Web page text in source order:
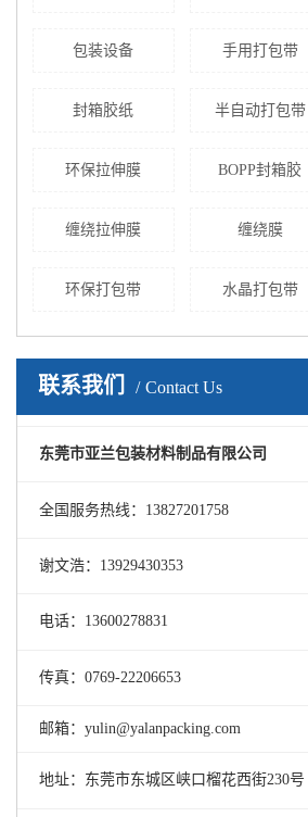
包装设备 手用打包带
封箱胶纸 半自动打包带
环保拉伸膜 BOPP封箱胶
缠绕拉伸膜 缠绕膜
环保打包带 水晶打包带
联系我们 Contact Us
东莞市亚兰包装材料制品有限公司
全国服务热线：13827201758
谢文浩：13929430353
电话：13600278831
传真：0769-22206653
邮箱：yulin@yalanpacking.com
地址：东莞市东城区峡口榴花西街230号